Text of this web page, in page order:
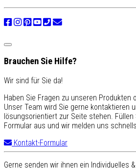
Brauchen Sie Hilfe?
Wir sind für Sie da!
Haben Sie Fragen zu unseren Produkten
Unser Team wird Sie gerne kontaktieren
lösungsorientiert zur Seite stehen.
Formular aus und wir melden uns
Kontakt-Formular
Gerne senden wir ihnen ein Individuelles